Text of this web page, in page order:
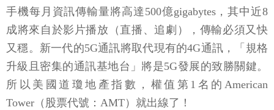
手機每月資訊傳輸量將高達500億gigabytes，其中近8
成將來自於影片播放（直播、追劇），傳輸必須又快
又穩。新一代的5G通訊將取代現有的4G通訊，「規格
升級且密集的通訊基地台」將是5G發展的致勝關鍵。
所以美國道瓊地產指數，權值第1名的American
Tower（股票代號：AMT）就出線了！